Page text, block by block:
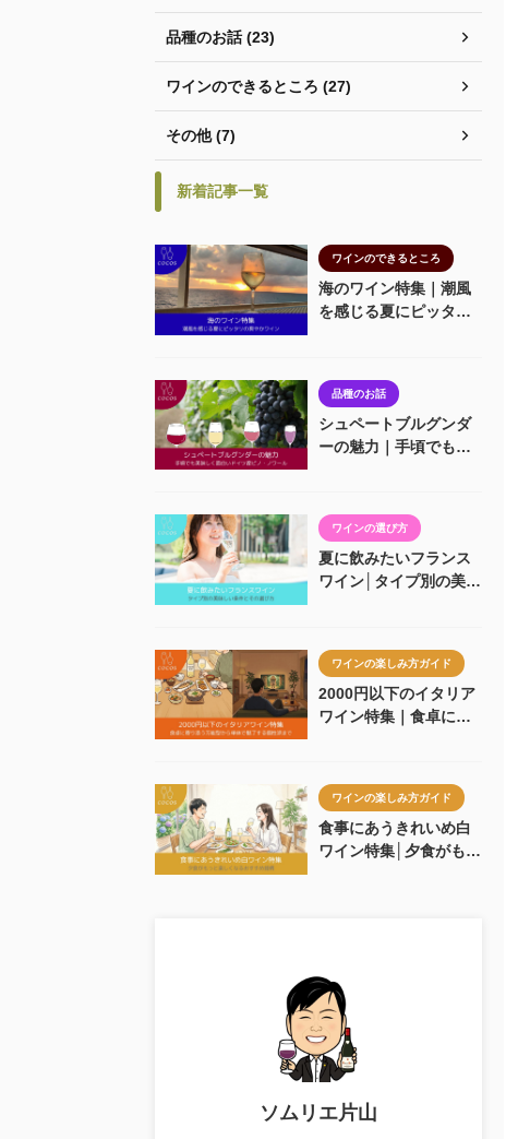
品種のお話 (23)
ワインのできるところ (27)
その他 (7)
新着記事一覧
ワインのできるところ
海のワイン特集｜潮風
を感じる夏にピッタリ
品種のお話
シュペートブルグンダ
ーの魅力｜手頃でも美
ワインの選び方
夏に飲みたいフランス
ワイン│タイプ別の美味
ワインの楽しみ方ガイド
2000円以下のイタリア
ワイン特集｜食卓に寄
ワインの楽しみ方ガイド
食事にあうきれいめ白
ワイン特集│夕食がもっ
ソムリエ片山